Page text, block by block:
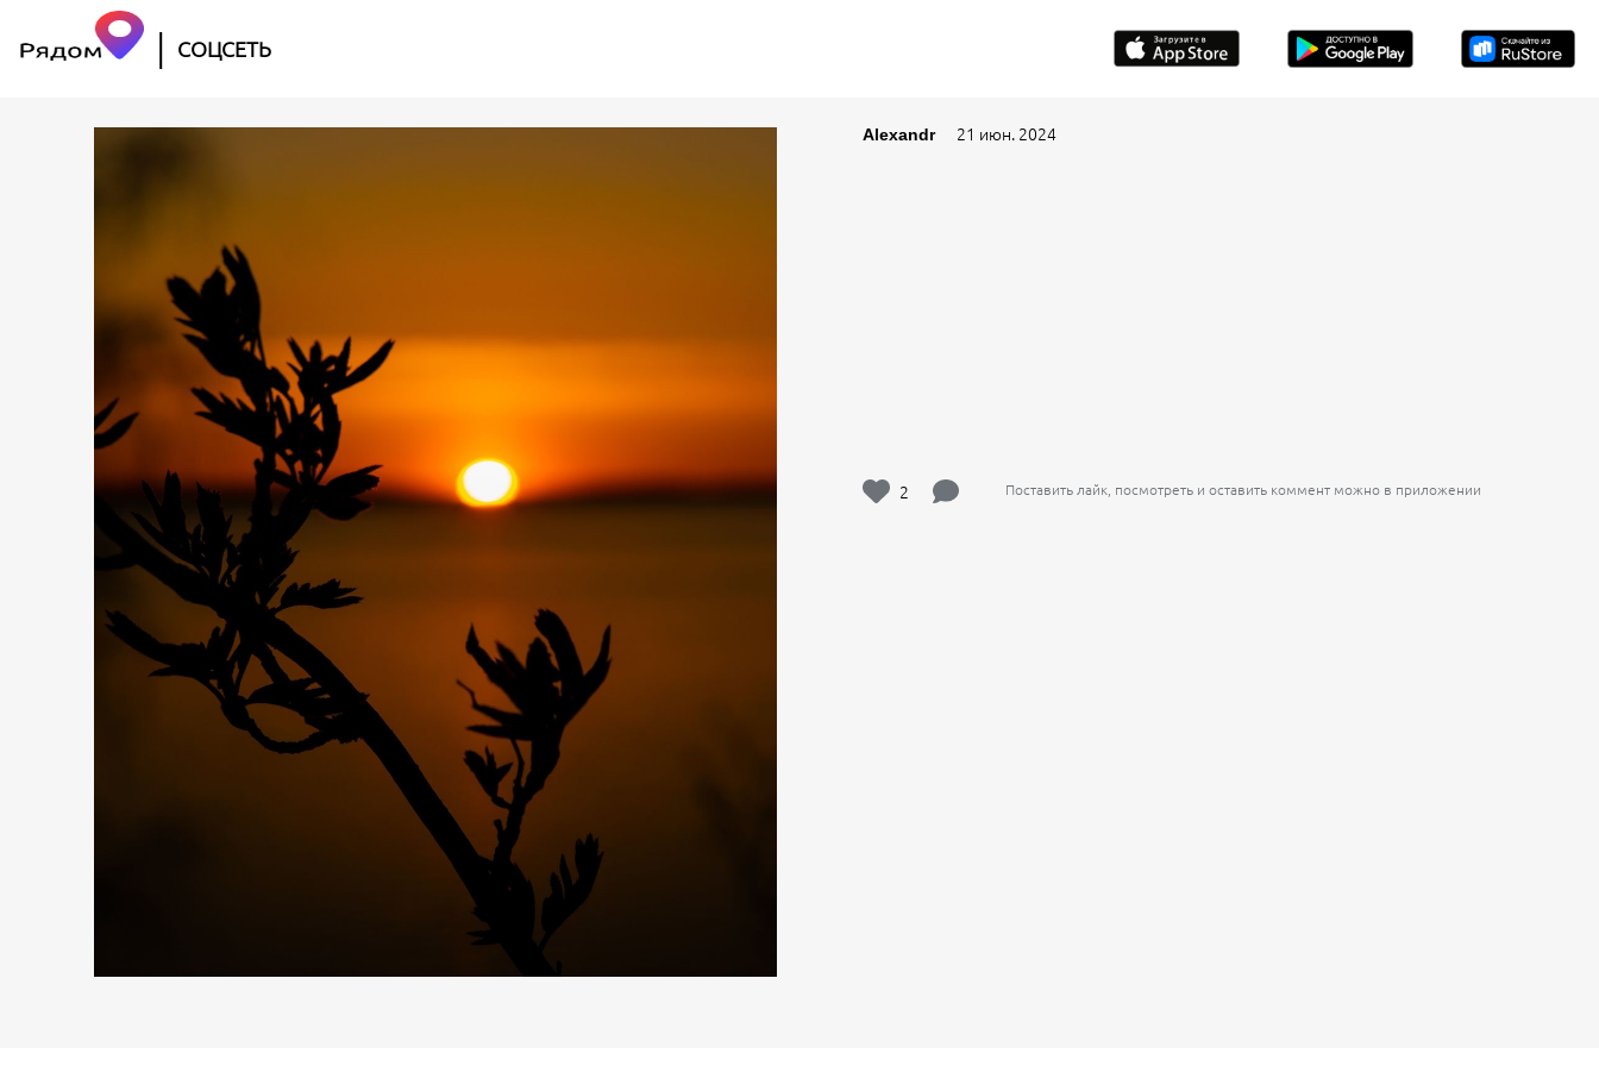
СОЦСЕТЬ
Alexandr21 июн. 2024
2 Поставить лайк, посмотреть и оставить коммент можно в приложении